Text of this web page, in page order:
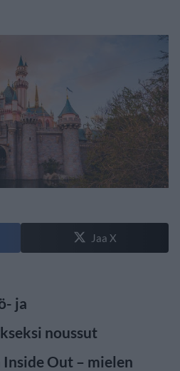
Jaa X
ja
noussut
Out – mielen